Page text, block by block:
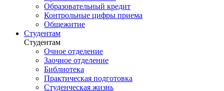
Образовательный кредит
Контрольные цифры приема
Общежитие
Студентам
Студентам
Очное отделение
Заочное отделение
Библиотека
Практическая подготовка
Студенческая жизнь